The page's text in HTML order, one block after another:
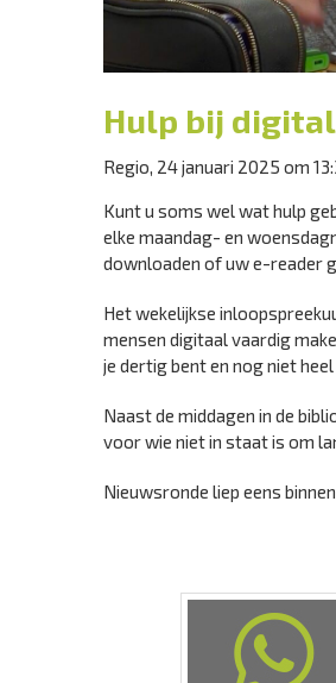
Hulp bij
Regio, 24 januari 2025 om
Kunt u soms wel wat hulp
elke maandag- en
downloaden of uw e-reader
Het wekelijkse
mensen digitaal vaardig
je dertig bent en nog niet
Naast de middagen in de
voor wie niet in staat is om
Nieuwsronde liep eens